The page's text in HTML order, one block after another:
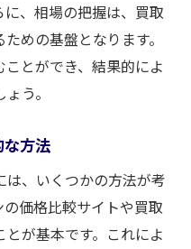
、相場の把握は、買取
めの基盤となります。
とができ、結果的によ
う。
方法
、いくつかの方法が考
価格比較サイトや買取
が基本です。これによ